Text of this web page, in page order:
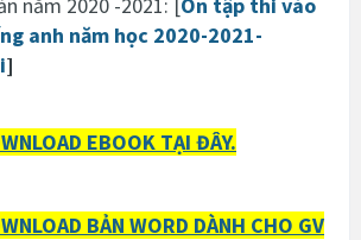
anh năm học 2020-2021-
]
EBOOK TẠI ĐÂY.
BẢN WORD DÀNH CHO GV